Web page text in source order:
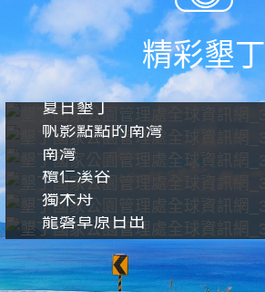
精彩墾丁
夏日墾丁
帆影點點的南灣
南灣
欖仁溪谷
獨木舟
龍磐草原日出